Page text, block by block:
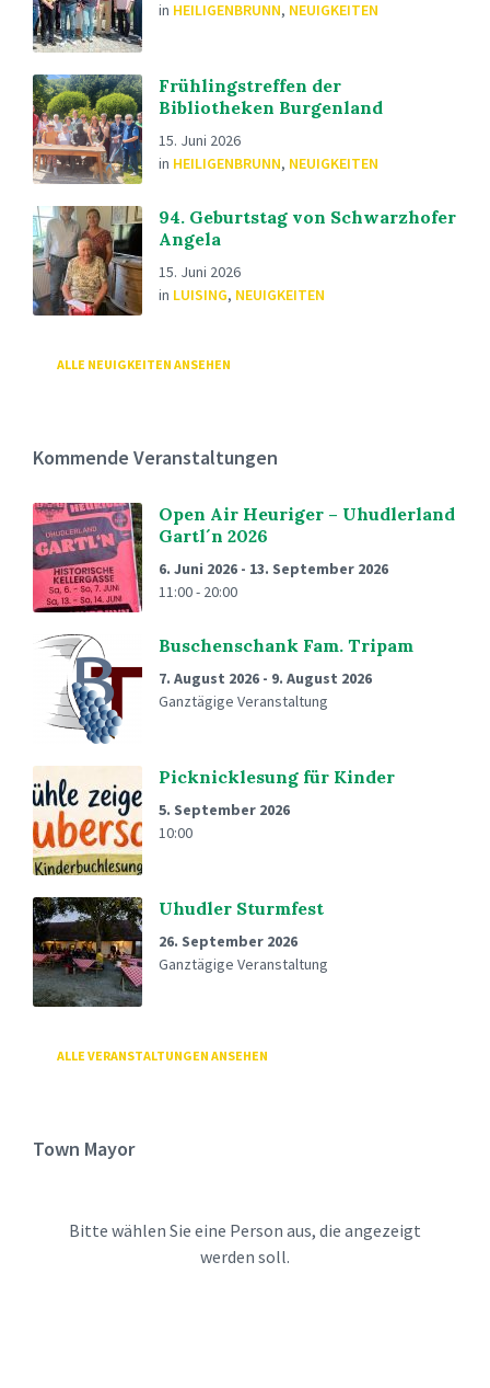
in HEILIGENBRUNN, NEUIGKEITEN
Frühlingstreffen der
Bibliotheken Burgenland
15. Juni 2026
in HEILIGENBRUNN, NEUIGKEITEN
94. Geburtstag von Schwarzhofer
Angela
15. Juni 2026
in LUISING, NEUIGKEITEN
ALLE NEUIGKEITEN ANSEHEN
Kommende Veranstaltungen
Open Air Heuriger – Uhudlerland
Gartl´n 2026
6. Juni 2026 - 13. September 2026
11:00 - 20:00
Buschenschank Fam. Tripam
7. August 2026 - 9. August 2026
Ganztägige Veranstaltung
Picknicklesung für Kinder
5. September 2026
10:00
Uhudler Sturmfest
26. September 2026
Ganztägige Veranstaltung
ALLE VERANSTALTUNGEN ANSEHEN
Town Mayor
Bitte wählen Sie eine Person aus, die angezeigt
werden soll.